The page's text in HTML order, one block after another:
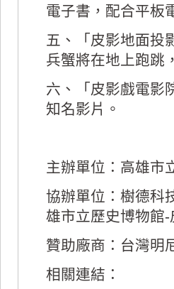
電子書，配合平板
五、「皮影地面投
兵蟹將在地上跑跳
六、「皮影戲電影
知名影片。
主辦單位：高雄市
協辦單位：樹德科
雄市立歷史博物館-
贊助廠商：台灣明
相關連結：